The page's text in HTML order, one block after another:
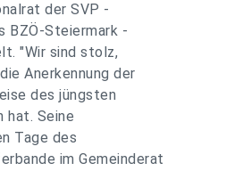
der SVP -
BZÖ-Steiermark -
"Wir sind stolz,
Anerkennung der
des jüngsten
hat. Seine
Tage des
im Gemeinderat